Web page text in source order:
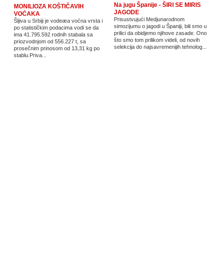
MONILIOZA KOŠTIČAVIH
VOĆAKA
Šljiva u Srbiji je vodeæa voćna vrsta i
po statističkim podacima vodi se da
ima 41.795.592 rodnih stabala sa
priozvodnjom od 556.227 t, sa
prosečnim prinosom od 13,31 kg po
stablu.Priva...
Na jugu Španije - ŠIRI SE MIRIS
JAGODE
Prisustvujući Medjunarodnom
simozijumu o jagodi u Španiji, bili smo u
prilici da obidjemo njihove zasade. Ono
što smo tom prilikom videli, od novih
selekcija do najsavremenijih tehnolog...